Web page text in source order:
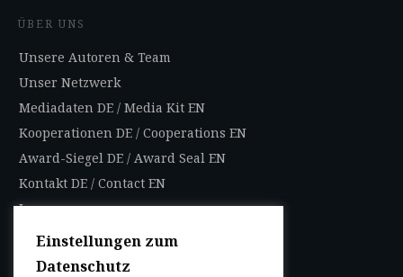
ÜBER UNS
Unsere Autoren & Team
Unser Netzwerk
Mediadaten DE / Media Kit EN
Kooperationen DE / Cooperations EN
Award-Siegel DE / Award Seal EN
Kontakt DE / Contact EN
Impressum
Datenschutzbestimmungen
Nutzungsbedingungen
Einstellungen zum
Datenschutz